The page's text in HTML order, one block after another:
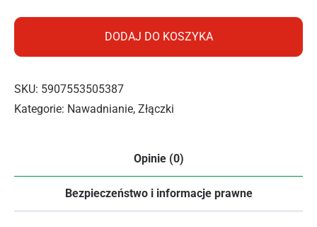
DODAJ DO KOSZYKA
SKU: 5907553505387
Kategorie: Nawadnianie, Złączki
Opinie (0)
Bezpieczeństwo i informacje prawne